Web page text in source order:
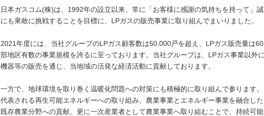
日本ガスコム(株)は、1992年の設立以来、常に「お客様に感謝の気持ちを持って」
にも果敢に挑戦することを目標に、LPガスの販売事業に取り組んでまいりました。
2021年度には、当社グループのLPガス顧客数は50,000戸を超え、LPガス販売量は
部地区有数の事業規模を誇るに至っております。当社グループは、LPガス事業以外
機器等の販売を通じ、当地域の活発な経済活動に貢献しております。
一方で、地球環境を取り巻く温暖化問題への対策にも積極的に取り組んで参ります
代表される再生可能エネルギーへの取り組み、農業事業とエネルギー事業を融合し
既存農業分野への貢献、更に一次産業者として農業事業へ取り組むことで、持続可